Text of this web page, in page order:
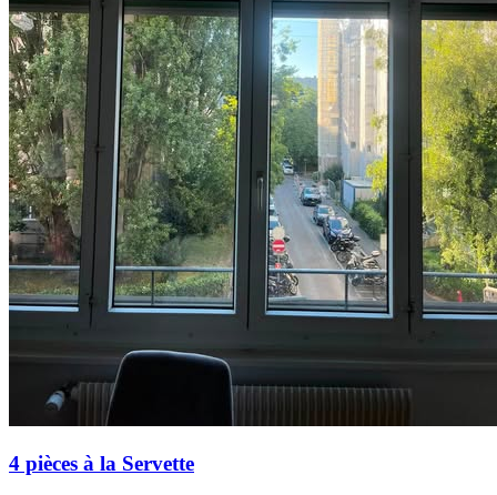
4 pièces à la Servette